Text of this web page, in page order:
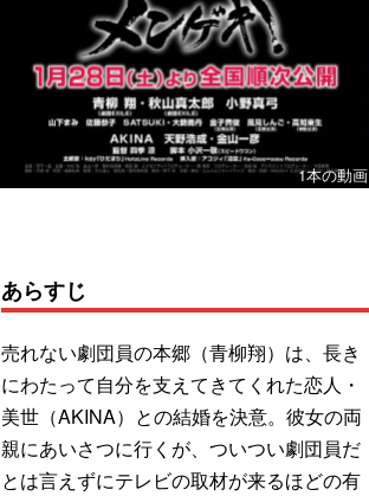
1本の動画
あらすじ
売れない劇団員の本郷（青柳翔）は、長き
にわたって自分を支えてきてくれた恋人・
美世（AKINA）との結婚を決意。彼女の両
親にあいさつに行くが、ついつい劇団員だ
とは言えずにテレビの取材が来るほどの有